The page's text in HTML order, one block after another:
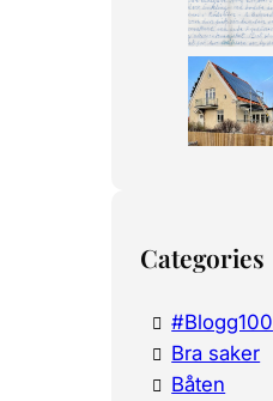
Categories
#Blogg100
Bra saker
Båten